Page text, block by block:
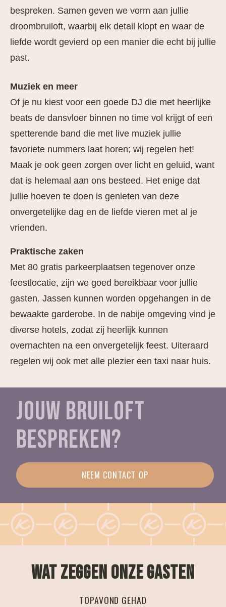
bespreken. Samen geven we vorm aan jullie
droombruiloft, waarbij elk detail klopt en waar de
liefde wordt gevierd op een manier die echt bij jullie
past.
Muziek en meer
Of je nu kiest voor een goede DJ die met heerlijke
beats de dansvloer binnen no time vol krijgt of een
spetterende band die met live muziek jullie
favoriete nummers laat horen; wij regelen het!
Maak je ook geen zorgen over licht en geluid, want
dat is helemaal aan ons besteed. Het enige dat
jullie hoeven te doen is genieten van deze
onvergetelijke dag en de liefde vieren met al je
vrienden.
Praktische zaken
Met 80 gratis parkeerplaatsen tegenover onze
feestlocatie, zijn we goed bereikbaar voor jullie
gasten. Jassen kunnen worden opgehangen in de
bewaakte garderobe. In de nabije omgeving vind je
diverse hotels, zodat zij heerlijk kunnen
overnachten na een onvergetelijk feest. Uiteraard
regelen wij ook met alle plezier een taxi naar huis.
JOUW BRUILOFT
BESPREKEN?
NEEM CONTACT OP
WAT ZEGGEN ONZE GASTEN
TOPAVOND GEHAD